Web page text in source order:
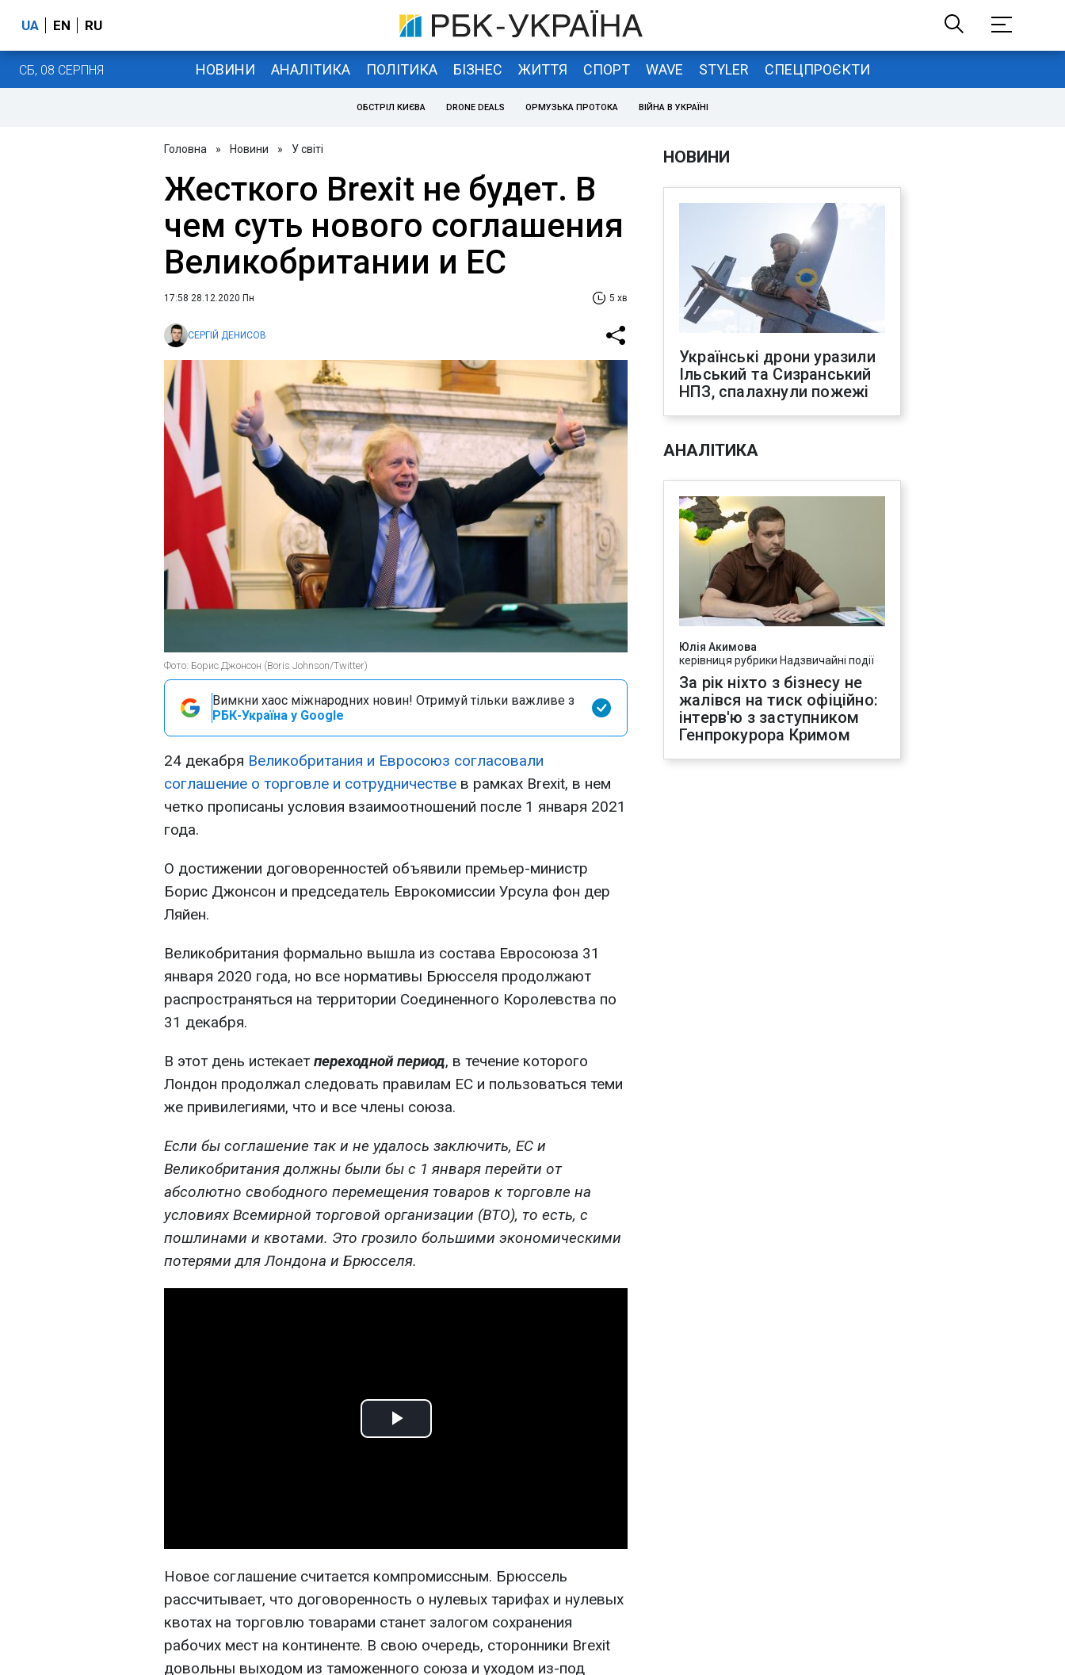
UA EN RU
СБ, 08 СЕРПНЯ НОВИНИ АНАЛІТИКА ПОЛІТИКА БІЗНЕС ЖИТТЯ СПОРТ WAVE STYLER СПЕЦПРОЄКТИ
ОБСТРІЛ КИЄВА DRONE DEALS ОРМУЗЬКА ПРОТОКА ВІЙНА В УКРАЇНІ
Головна » Новини » У світі
Жесткого Brexit не будет. В
чем суть нового соглашения
Великобритании и ЕС
17:58 28.12.2020 Пн 5 хв
СЕРГІЙ ДЕНИСОВ
Фото: Борис Джонсон (Boris Johnson/Twitter)
Вимкни хаос міжнародних новин! Отримуй тільки важливе з
РБК-Україна у Google
24 декабря Великобритания и Евросоюз согласовали
соглашение о торговле и сотрудничестве в рамках Brexit, в нем
четко прописаны условия взаимоотношений после 1 января 2021
года.
О достижении договоренностей объявили премьер-министр
Борис Джонсон и председатель Еврокомиссии Урсула фон дер
Ляйен.
Великобритания формально вышла из состава Евросоюза 31
января 2020 года, но все нормативы Брюсселя продолжают
распространяться на территории Соединенного Королевства по
31 декабря.
В этот день истекает переходной период, в течение которого
Лондон продолжал следовать правилам ЕС и пользоваться теми
же привилегиями, что и все члены союза.
Если бы соглашение так и не удалось заключить, ЕС и
Великобритания должны были бы с 1 января перейти от
абсолютно свободного перемещения товаров к торговле на
условиях Всемирной торговой организации (ВТО), то есть, с
пошлинами и квотами. Это грозило большими экономическими
потерями для Лондона и Брюсселя.
Play
Новое соглашение считается компромиссным. Брюссель
рассчитывает, что договоренность о нулевых тарифах и нулевых
квотах на торговлю товарами станет залогом сохранения
рабочих мест на континенте. В свою очередь, сторонники Brexit
довольны выходом из таможенного союза и уходом из-под
НОВИНИ
Українські дрони уразили
Ільський та Сизранський
НПЗ, спалахнули пожежі
АНАЛІТИКА
Юлія Акимова
керівниця рубрики Надзвичайні події
За рік ніхто з бізнесу не
жалівся на тиск офіційно:
інтерв'ю з заступником
Генпрокурора Кримом